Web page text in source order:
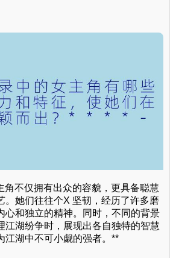
角不仅拥有出众的容貌，更具备聪慧
。她们往往个X 坚韧，经历了许多磨
心和独立的精神。同时，不同的背景
江湖纷争时，展现出各自独特的智慧
江湖中不可小觑的强者。**